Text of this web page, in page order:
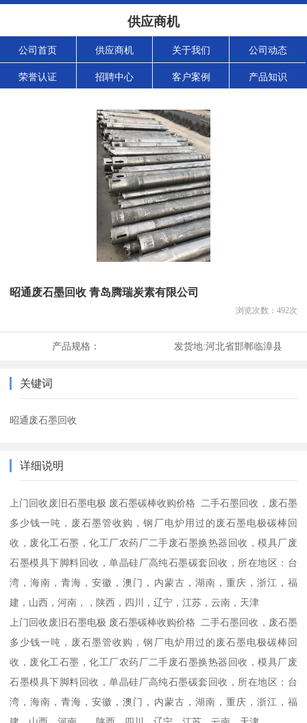
供应商机
公司首页 供应商机 关于我们 公司动态
荣誉认证 招聘中心 客户案例 产品知识
昭通废石墨回收 青岛腾瑞炭素有限公司
浏览次数： 492次
产品规格： 发货地:河北省邯郸临漳县
关键词
昭通废石墨回收
详细说明
上门回收废旧石墨电极 废石墨碳棒收购价格 二手石墨回收，废石墨
多少钱一吨，废石墨管收购，钢厂电炉用过的废石墨电极碳棒回
收，废化工石墨，化工厂农药厂二手废石墨换热器回收，模具厂废
石墨模具下脚料回收，单晶硅厂高纯石墨碳套回收，所在地区：台
湾，海南，青海，安徽，澳门，内蒙古，湖南，重庆，浙江，福
建，山西，河南，，陕西，四川，辽宁，江苏，云南，天津
上门回收废旧石墨电极 废石墨碳棒收购价格 二手石墨回收，废石墨
多少钱一吨，废石墨管收购，钢厂电炉用过的废石墨电极碳棒回
收，废化工石墨，化工厂农药厂二手废石墨换热器回收，模具厂废
石墨模具下脚料回收，单晶硅厂高纯石墨碳套回收，所在地区：台
湾，海南，青海，安徽，澳门，内蒙古，湖南，重庆，浙江，福